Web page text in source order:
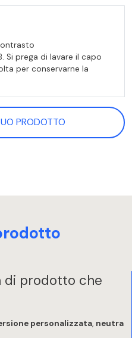
Si prega di lavare il capo
per conservarne la
PRODOTTO
di prodotto che
personalizzata, neutra